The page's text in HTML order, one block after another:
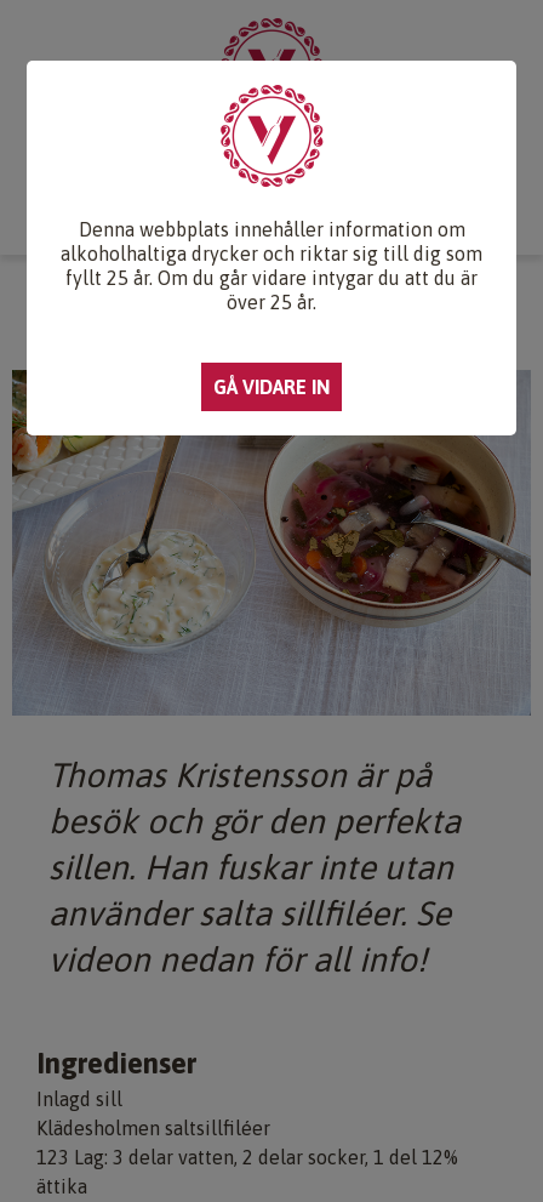
Druvlexikon
Webb-TV Om oss
INLAGD SILL
Thomas Kristensson är på
besök och gör den perfekta
sillen. Han fuskar inte utan
använder salta sillfiléer. Se
videon nedan för all info!
Ingredienser
Inlagd sill
Klädesholmen saltsillfiléer
123 Lag: 3 delar vatten, 2 delar socker, 1 del 12%
ättika
Denna webbplats innehåller information om
alkoholhaltiga drycker och riktar sig till dig som
fyllt 25 år. Om du går vidare intygar du att du är
över 25 år.